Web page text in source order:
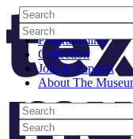
Skip to content
Visit
Programming
Collection
Join & Support
About The
Search
Search
Search
Search
Search
Search
Search
Search
Site Logo